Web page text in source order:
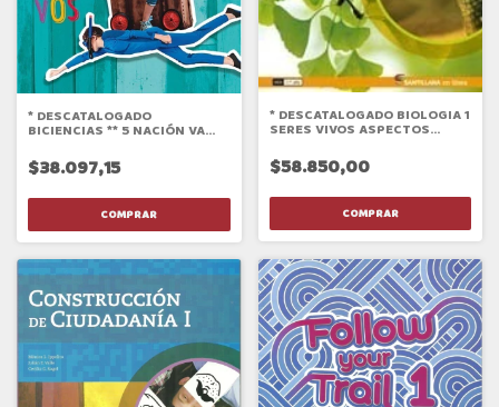
* DESCATALOGADO
BICIENCIAS ** 5 NACIÓN VA
$38.097,15
* DESCATALOGADO BIOLOGIA 1
SERES VIVOS ASPECTOS
BIODIVERSIDAD
$58.850,00